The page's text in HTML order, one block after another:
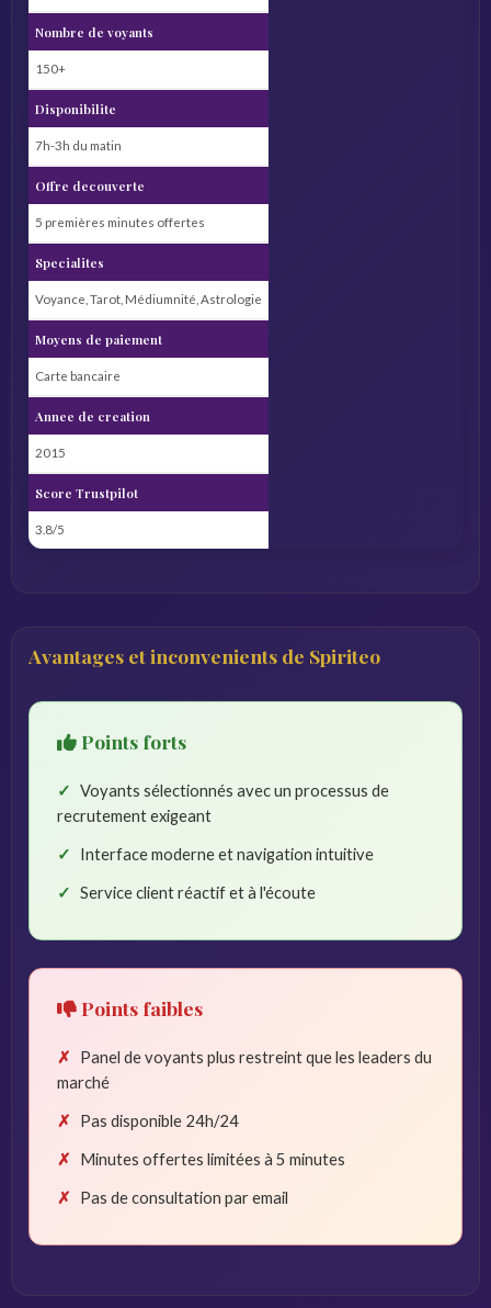
Nombre de voyants
150+
Disponibilite
7h-3h du matin
Offre decouverte
5 premières minutes offertes
Specialites
Voyance, Tarot, Médiumnité, Astrologie
Moyens de paiement
Carte bancaire
Annee de creation
2015
Score Trustpilot
3.8/5
Avantages et inconvenients de Spiriteo
Points forts
Voyants sélectionnés avec un processus de
recrutement exigeant
Interface moderne et navigation intuitive
Service client réactif et à l'écoute
Points faibles
Panel de voyants plus restreint que les leaders du
marché
Pas disponible 24h/24
Minutes offertes limitées à 5 minutes
Pas de consultation par email